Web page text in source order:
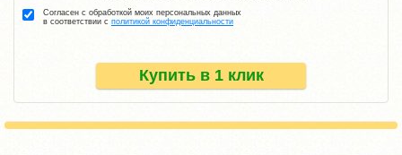
Купить в 1 клик
Согласен с обработкой моих персональных данных
в соответствии с политикой конфиденциальности